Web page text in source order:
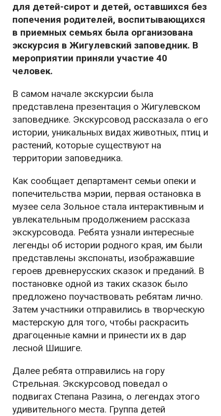
для детей-сирот и детей, оставшихся без
попечения родителей, воспитывающихся
в приемных семьях была организована
экскурсия в Жигулевский заповедник. В
мероприятии приняли участие 40
человек.
В самом начале экскурсии была
представлена презентация о Жигулевском
заповеднике. Экскурсовод рассказала о его
истории, уникальных видах животных, птиц и
растений, которые существуют на
территории заповедника.
Как сообщает департамент семьи опеки и
попечительства мэрии, первая остановка в
музее села Зольное стала интерактивным и
увлекательным продолжением рассказа
экскурсовода. Ребята узнали интересные
легенды об истории родного края, им были
представлены экспонаты, изображавшие
героев древнерусских сказок и преданий. В
постановке одной из таких сказок было
предложено поучаствовать ребятам лично.
Затем участники отправились в творческую
мастерскую для того, чтобы раскрасить
драгоценные камни и принести их в дар
лесной Шишиге.
Далее ребята отправились на гору
Стрельная. Экскурсовод поведал о
подвигах Степана Разина, о легендах этого
удивительного места. Группа детей